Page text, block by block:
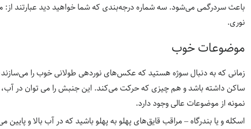
باعث سردرگمی می‌شود. سه شماره درجه‌بندی که شما خواهید دید عبارتند
نوری.
موضوعات خوب
زمانی که به دنبال سوژه هستید که عکس‌های نوردهی طولانی خوب را
ساکن داشته باشد و هم چیزی که حرکت می‌کند. این جنبش را می توان در آب،
نمونه از موضوعات عالی وجود دارد.
اسکله و یا بندرگاه – مراقب قایق‌های پهلو به پهلو باشید که در آب بالا و